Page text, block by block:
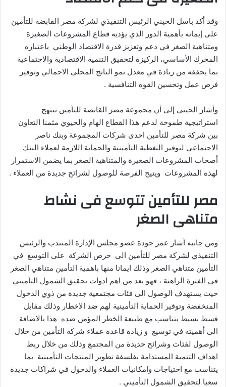
وقد أكد باسل الحيني الرئيس التنفيذي لشركة مصر القابضة للتأمين
على إيمانه بأهمية الدور الذي يؤديه قطاع المشروعات الصغيرة
ومتناهية الصغر في دعم وتعزيز قدرة الاقتصاد الوطني باعتباره
المحرك الأساسي، الركيزة لتحقيق التنمية الاقتصادية والاجتماعية
بما يحققه من زيادة في معدل نمو الناتج المحلى الاجمالي وتوفير
فرص عمل وتحسين القوه التنافسية .
وأشار الحينى إلى أن مجموعة مصر القابضة للتأمين تنتهج
استراتيجية طموحة لدعم هذا القطاع الهام والحيوي مثمنا التعاون
بين شركة مصر للتأمين احدى شركات المجموعة وبنك ناصر
الاجتماعي لتوفير التغطية التأمينية والحماية اللازمة لعملاء البنك
أصحاب المشروعات الصغيرة والمتناهية الصغر بما يضمن الاستمرار
لهذه المشروعات ويتيح الفرصة للوصول لشرائح جديدة من العملاء .
مصر للتأمين تتوسع فى نشاط
متناهى الصغر
ومن جانبه أشار عمر جودة عضو مجلس الإدارة المنتدب والرئيس
التنفيذي لشركة مصر للتأمين الى حرص الشركة على التوسع في
التأمين متناهي الصغر وذلك ايمانا منها باهمية التأمين متناهي الصغر
في الفترة الراهنة ، فهو يعد من اهم ادوات تحقيق الشمول التأميني
حيث يستهدف الوصول الى فئات مجتمعية جديدة من ذوي الدخول
المنخفضة وتوفير الحماية التأمينية لهم ضد الاخطار وذلك مقابل
قسط بسيط يتناسب مع طبيعة الخطر المؤمن ضده هذا بالاضافة
الى أهميته في توسيع و زيادة قاعدة عملاء شركة التأمين من خلال
الوصول لفئات وشرائح جديدة من المجتمع وذلك من خلال ربط
اهداف التنمية المستدامة بفلسفة تطوير المنتجات التأمينية بما
يتناسب مع احتياجات وامكانيات العملاء والدخول في شراكات جديدة
سعيا لتحقيق الشمول التأميني .